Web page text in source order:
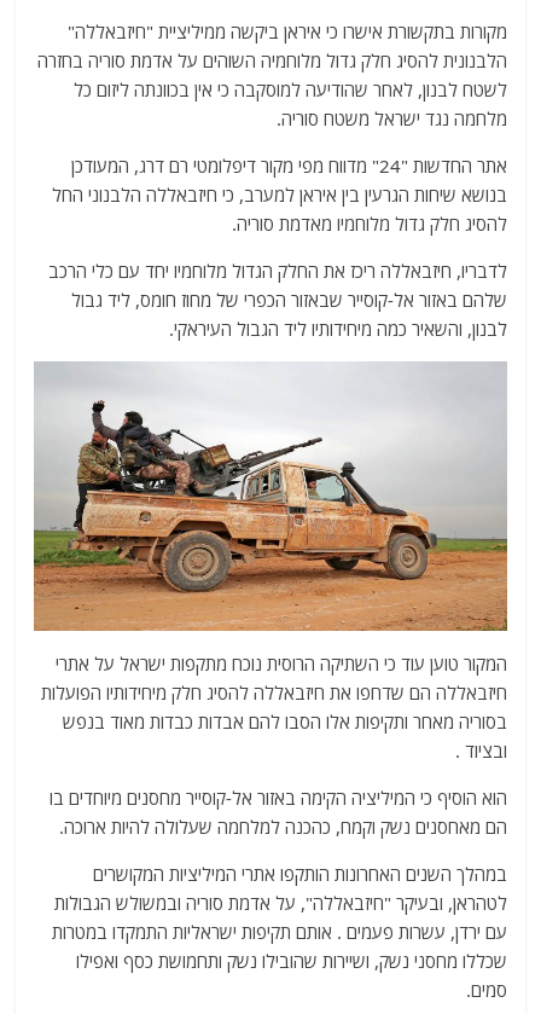
at
s
A
p
p
e
g
ra
m
ai
l
itt
er
c
e
o
o
k
מקורות בתקשורת אישרו כי איראן ביקשה ממיליציית "חיזבאללה"
הלבנונית להסיג חלק גדול מלוחמיה השוהים על אדמת סוריה בחזרה
לשטח לבנון, לאחר שהודיעה למוסקבה כי אין בכוונתה ליזום כל
מלחמה נגד ישראל משטח סוריה.
אתר החדשות "24" מדווח מפי מקור דיפלומטי רם דרג, המעודכן
בנושא שיחות הגרעין בין איראן למערב, כי חיזבאללה הלבנוני החל
להסיג חלק גדול מלוחמיו מאדמת סוריה.
לדבריו, חיזבאללה ריכז את החלק הגדול מלוחמיו יחד עם כלי הרכב
שלהם באזור אל-קוסייר שבאזור הכפרי של מחוז חומס, ליד גבול
לבנון, והשאיר כמה מיחידותיו ליד הגבול העיראקי.
המקור טוען עוד כי השתיקה הרוסית נוכח מתקפות ישראל על אתרי
חיזבאללה הם שדחפו את חיזבאללה להסיג חלק מיחידותיו הפועלות
בסוריה מאחר ותקיפות אלו הסבו להם אבדות כבדות מאוד בנפש
ובציוד .
הוא הוסיף כי המיליציה הקימה באזור אל-קוסייר מחסנים מיוחדים בו
הם מאחסנים נשק וקמח, כהכנה למלחמה שעלולה להיות ארוכה.
במהלך השנים האחרונות הותקפו אתרי המיליציות המקושרים
לטהראן, ובעיקר "חיזבאללה", על אדמת סוריה ובמשולש הגבולות
עם ירדן, עשרות פעמים . אותם תקיפות ישראליות התמקדו במטרות
שכללו מחסני נשק, ושיירות שהובילו נשק ותחמושת כסף ואפילו
סמים.